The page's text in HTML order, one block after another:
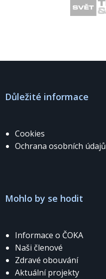
Důležité informace
Cookies
Ochrana osobních údajů
Mohlo by se hodit
Informace o ČOKA
Naši členové
Zdravé obouvání
Aktuální projekty